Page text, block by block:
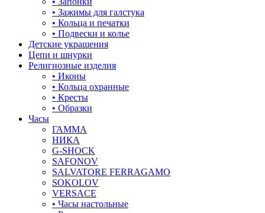
клевер
корона
кошки
круг (шар)
крылья и перья
листья
ловец снов
лошадки и единороги
• Зажимы для галстука
• Кольца и печатки
• Подвески и колье
Детские украшения
Цепи и шнурки
Религиозные изделия
• Иконы
• Кольца охранные
• Кресты
• Образки
Часы
ГАММА
НИКА
G-SHOCK
SAFONOV
SALVATORE FERRAGAMO
SOKOLOV
VERSACE
• Часы настольные